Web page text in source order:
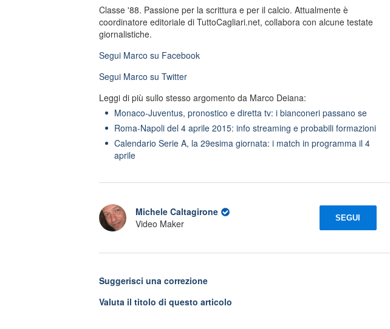
Classe '88. Passione per la scrittura e per il calcio. Attualmente è
coordinatore editoriale di TuttoCagliari.net, collabora con alcune testate
giornalistiche.
Segui Marco su Facebook
Segui Marco su Twitter
Leggi di più sullo stesso argomento da Marco Deiana:
Monaco-Juventus, pronostico e diretta tv: i bianconeri passano se
Roma-Napoli del 4 aprile 2015: info streaming e probabili formazioni
Calendario Serie A, la 29esima giornata: i match in programma il 4
aprile
Michele Caltagirone
Video Maker
SEGUI
Suggerisci una correzione
Valuta il titolo di questo articolo